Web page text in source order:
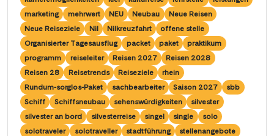
marketing
mehrwert NEU Neubau
Neue Reisen
Neue Reiseziele
Nil Nilkreuzfahrt
offene stelle
Organisierter Tagesausflug
packet paket
praktikum
programm
reiseleiter Reisen 2027
Reisen 2028
Reisen 28
Reisetrends Reiseziele
rhein
Rundum-sorglos-Paket
sachbearbeiter Saison 2027
sbb
Schiff
Schiffsneubau sehenswürdigkeiten
silvester
silvester an bord
silvesterreise singel single
solo
solotraveler
solotraveller stadtführung
stellenangebote
Saar (10)
Seine, Oise & Schelde(6)
Spree (4)
Weser, Ems & Hunte(2)
Weser, Ems-/ Mittellandkanal (15)
Porta Nigra(12)
Reichsburg Cochem(15)
Saarschleife(7)
Schiffshebewerk Arzviller (3)
Schiffshebewerk Niederfinow(19)
Schiffshebewerk Scharnebeck(8)
Passau(7)
Porto(12)
Potsdam(1)
Regensburg(1)
Rotterdam (2)
Saarbrücken(5)